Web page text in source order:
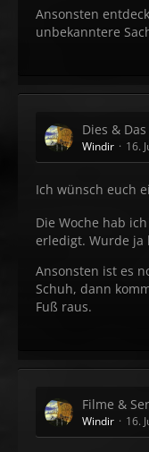
Ansonsten
unbekanntere
Dies & Das
Windir 16.
Ich wünsch euch
Die Woche hab
erledigt. Wurde ja
Ansonsten ist es
Schuh, dann
Fuß raus.
Filme &
Windir 16.